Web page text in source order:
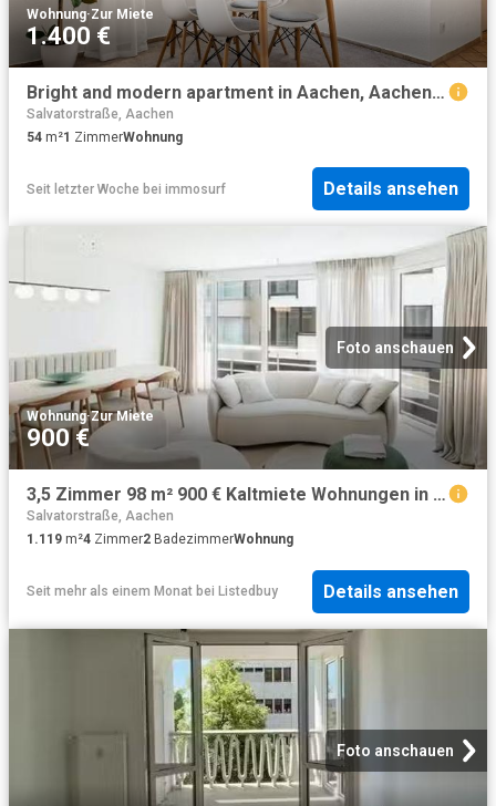
Wohnung·Zur Miete
1.400 €
Bright and modern apartment in Aachen, Aachen Amsterdam Apartments for Rent
Salvatorstraße, Aachen
54 m²1 ZimmerWohnung
Seit letzter Woche bei immosurf Details ansehen
Foto anschauen
Wohnung·Zur Miete
900 €
3,5 Zimmer 98 m² 900 € Kaltmiete Wohnungen in Aachen
Salvatorstraße, Aachen
1.119 m²4 Zimmer2 BadezimmerWohnung
Seit mehr als einem Monat bei Listedbuy Details ansehen
Foto anschauen